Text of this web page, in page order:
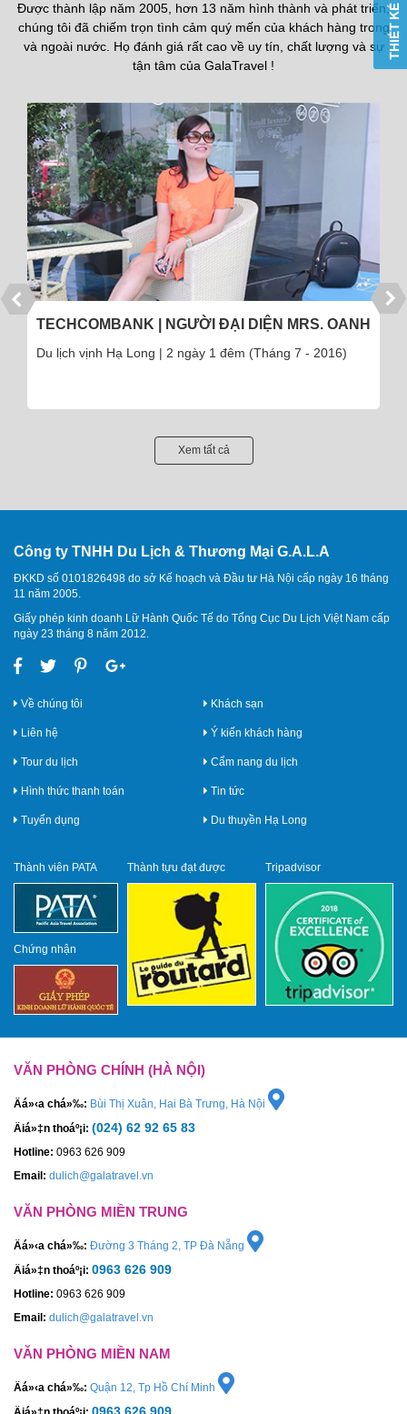
Được thành lập năm 2005, hơn 13 năm hình thành và phát triển,
chúng tôi đã chiếm trọn tình cảm quý mến của khách hàng trong
và ngoài nước. Họ đánh giá rất cao về uy tín, chất lượng và sự
tận tâm của GalaTravel !
TECHCOMBANK | NGƯỜI ĐẠI DIỆN MRS. OANH
Du lịch vịnh Hạ Long | 2 ngày 1 đêm (Tháng 7 - 2016)
Xem tất cả
Công ty TNHH Du Lịch & Thương Mại G.A.L.A
ĐKKD số 0101826498 do sở Kế hoạch và Đầu tư Hà Nội cấp ngày 16 tháng
11 năm 2005.
Giấy phép kinh doanh Lữ Hành Quốc Tế do Tổng Cục Du Lịch Việt Nam cấp
ngày 23 tháng 8 năm 2012.
Về chúng tôi
Liên hệ
Tour du lịch
Hình thức thanh toán
Tuyển dụng
Khách sạn
Ý kiến khách hàng
Cẩm nang du lịch
Tin tức
Du thuyền Hạ Long
Thành viên PATA
Chứng nhận
Thành tựu đạt được Tripadvisor
VĂN PHÒNG CHÍNH (HÀ NỘI)
Äá»‹a chá»‰: Bùi Thị Xuân, Hai Bà Trưng, Hà Nội
Äiá»‡n thoáº¡i: (024) 62 92 65 83
Hotline: 0963 626 909
Email: dulich@galatravel.vn
VĂN PHÒNG MIỀN TRUNG
Äá»‹a chá»‰: Đường 3 Tháng 2, TP Đà Nẵng
Äiá»‡n thoáº¡i: 0963 626 909
Hotline: 0963 626 909
Email: dulich@galatravel.vn
VĂN PHÒNG MIỀN NAM
Äá»‹a chá»‰: Quận 12, Tp Hồ Chí Minh